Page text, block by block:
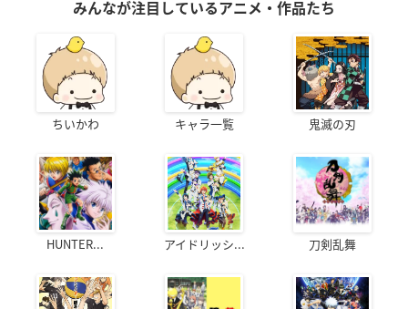
みんなが注目しているアニメ・作品たち
ちいかわ キャラ一覧 鬼滅の刃
HUNTER... アイドリッシ... 刀剣乱舞